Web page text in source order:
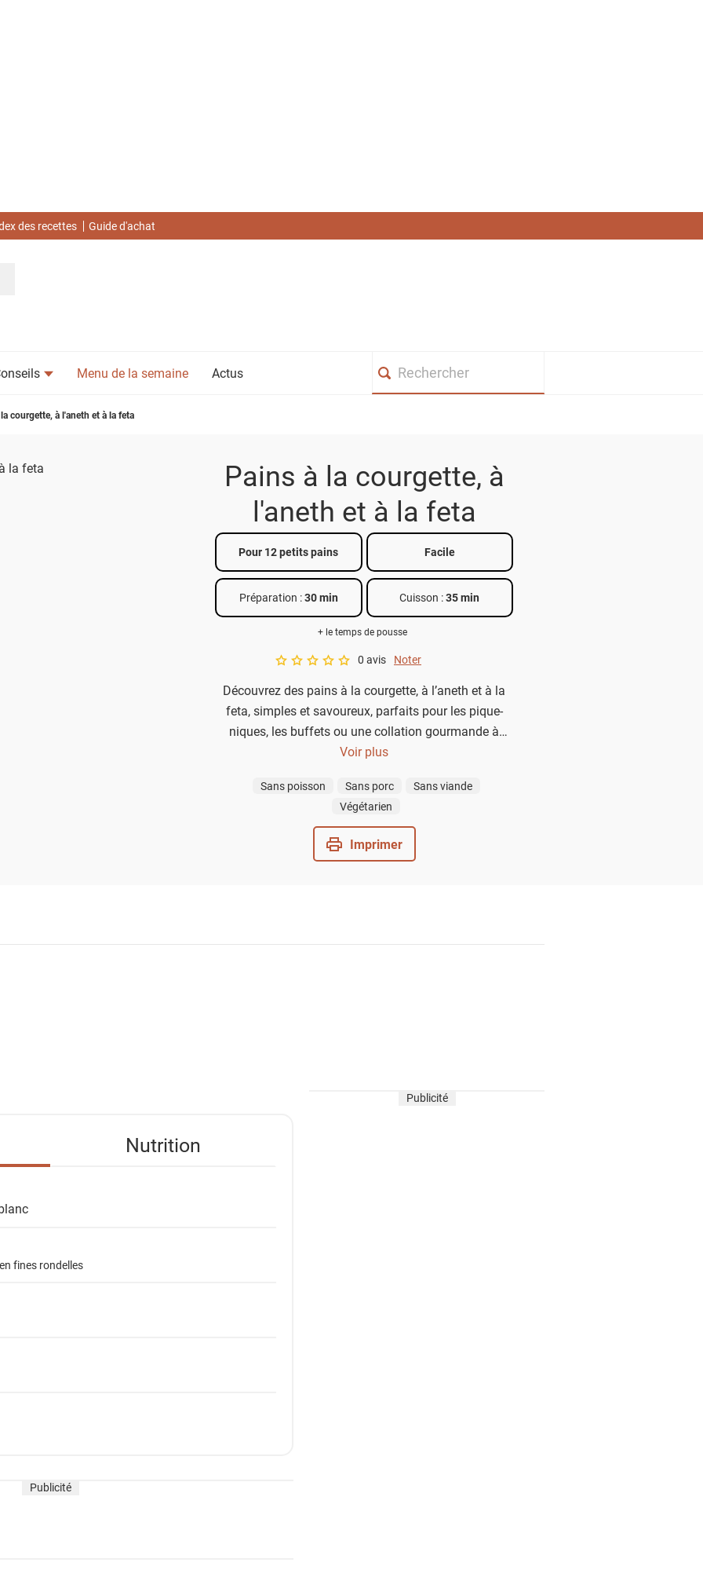
des recettes Guide d'achat
Menu de la semaine Actus
courgette, à l'aneth et à la feta
Pains à la courgette, à
l'aneth et à la feta
Pour 12 petits pains Facile
Préparation :30 min Cuisson :35 min
+ le temps de pousse
A star rating of 0 out of 5.
0 avis Noter
Découvrez des pains à la courgette, à l’aneth et à la
feta, simples et savoureux, parfaits pour les pique-
niques, les buffets ou une collation gourmande à
personnaliser selon vos envies.
Voir plus
Sans poisson Sans porc
Sans viande
Végétarien
Imprimer
Nutrition
fines rondelles
Publicité
Publicité